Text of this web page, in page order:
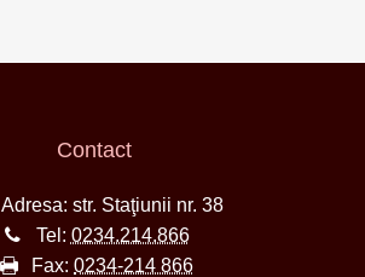
Contact
Adresa: str. Staţiunii nr. 38
Tel: 0234.214.866
Fax: 0234-214 866